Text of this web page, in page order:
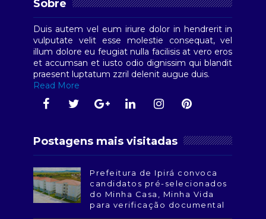
Sobre
Duis autem vel eum iriure dolor in hendrerit in
vulputate velit esse molestie consequat, vel
illum dolore eu feugiat nulla facilisis at vero eros
et accumsan et iusto odio dignissim qui blandit
praesent luptatum zzril delenit augue duis.
Read More
Postagens mais visitadas
Prefeitura de Ipirá convoca
candidatos pré-selecionados
do Minha Casa, Minha Vida
para verificação documental